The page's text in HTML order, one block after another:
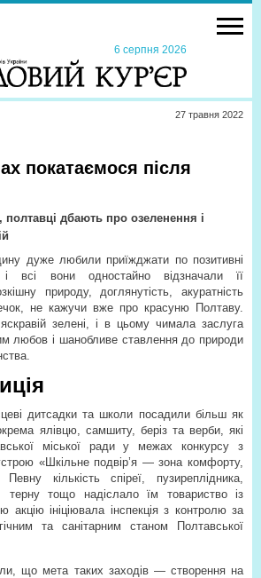
6 серпня 2026
27 травня 2022
покатаємося після
дбають про озеленення і
дуже любили приїжджати по позитивні
всі вони одностайно відзначали її
природу, доглянутість, акуратність
не кажучи вже про красуню Полтаву.
зелені, і в цьому чимала заслуга
любов і шанобливе ставлення до природи
дитсадки та школи посадили більш як
ялівцю, самшиту, беріз та верби, які
міської ради у межах конкурсу з
«Шкільне подвір’я — зона комфорту,
кількість спіреї, пузиреплідника,
терну тощо надіслало їм товариство із
акцію ініціювала інспекція з контролю за
та санітарним станом Полтавської
що мета таких заходів — створення на